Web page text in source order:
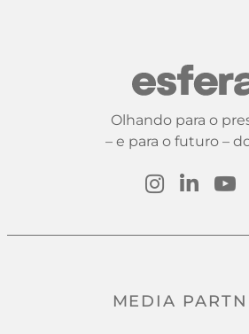
Olhando para o
– e para o futuro –
MEDIA